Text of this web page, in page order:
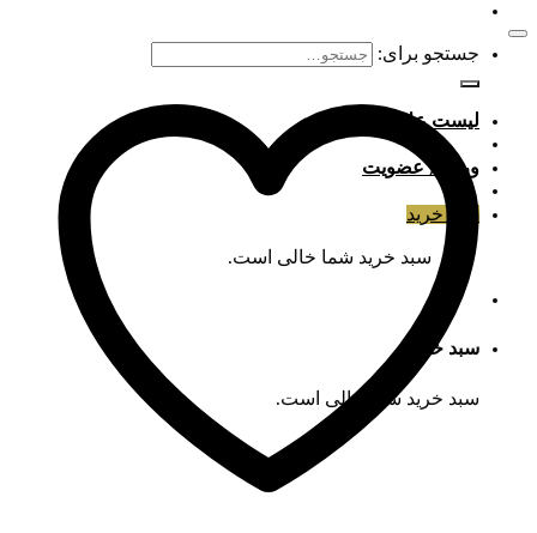
جستجو برای:
لیست علایق
ورود / عضویت
سبد خرید
سبد خرید شما خالی است.
سبد خرید
سبد خرید شما خالی است.